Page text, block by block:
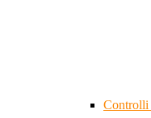
Controlli